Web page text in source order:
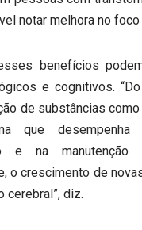
notar melhora no
benefícios
e cognitivos.
de substâncias
que
e na
o crescimento de
cerebral”, diz.